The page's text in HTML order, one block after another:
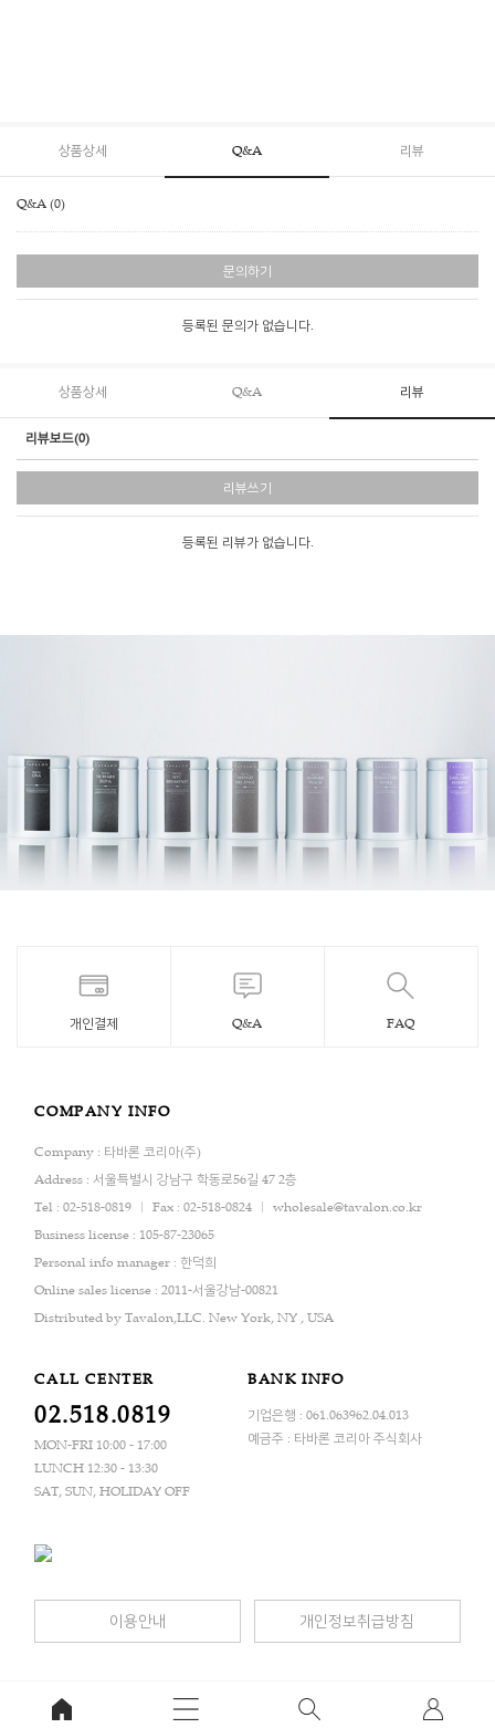
상품상세 Q&A 리뷰
Q&A (0)
문의하기
등록된 문의가 없습니다.
상품상세 Q&A 리뷰
리뷰보드(0)
리뷰쓰기
등록된 리뷰가 없습니다.
개인결제 Q&A FAQ
COMPANY INFO
Company : 타바론 코리아(주)
Address : 서울특별시 강남구 학동로56길 47 2층
Tel : 02-518-0819
Fax : 02-518-0824
wholesale@tavalon.co.kr
Business license : 105-87-23065
Personal info manager : 한덕희
Online sales license : 2011-서울강남-00821
Distributed by Tavalon,LLC. New York, NY , USA
CALL CENTER
02.518.0819
MON-FRI 10:00 - 17:00
LUNCH 12:30 - 13:30
SAT, SUN, HOLIDAY OFF
BANK INFO
기업은행 : 061.063962.04.013
예금주 : 타바론 코리아 주식회사
이용안내 개인정보취급방침